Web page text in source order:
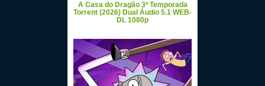
A Casa do Dragão 3ª Temporada
Torrent (2026) Dual Áudio 5.1 WEB-
DL 1080p